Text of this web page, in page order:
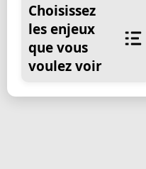
Choisissez
les enjeux
que vous
voulez voir